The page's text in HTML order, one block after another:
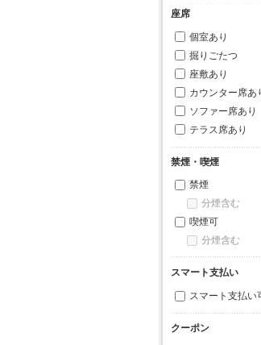
座席
個室あり
掘りごたつ
座敷あり
カウンター席あ
ソファー席あり
テラス席あり
禁煙・喫煙
禁煙
分煙含む
喫煙可
分煙含む
スマート支払い
スマート支払い
クーポン